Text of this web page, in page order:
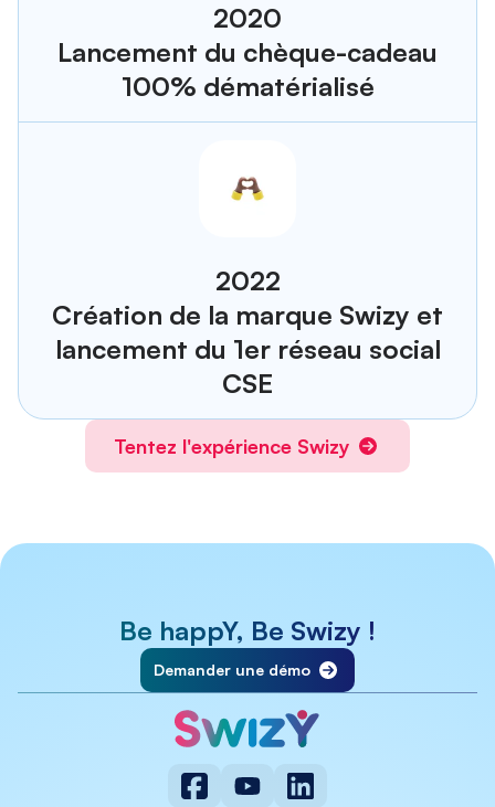
2020
Lancement du chèque-cadeau
100% dématérialisé
2022
Création de la marque Swizy et
lancement du 1er réseau social
CSE
Tentez l'expérience Swizy
Be happY, Be Swizy !
Demander une démo